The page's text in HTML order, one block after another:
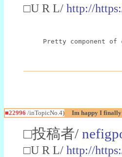
□U R L/ http://
Pretty component
■22996 /inTopicNo.4) Im happy I finally
□投稿者/
□U R L/ http://